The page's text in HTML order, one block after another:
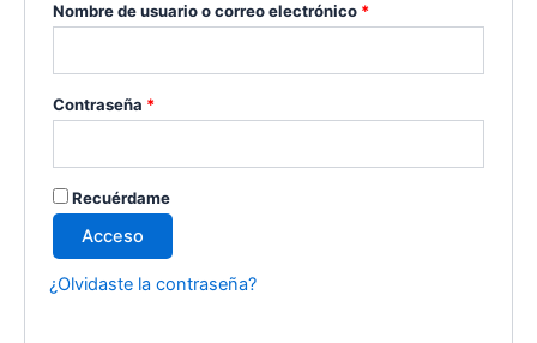
Nombre de usuario o correo electrónico *
Contraseña *
Recuérdame
Acceso
¿Olvidaste la contraseña?